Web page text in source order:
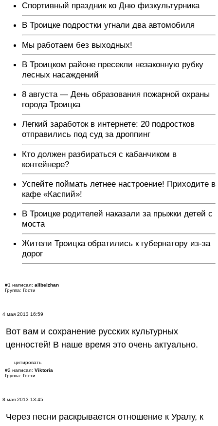
Спортивный праздник ко Дню физкультурника
В Троицке подростки угнали два автомобиля
Мы работаем без выходных!
В Троицком районе пресекли незаконную рубку
лесных насаждений
8 августа — День образования пожарной охраны
города Троицка
Легкий заработок в интернете: 20 подростков
отправились под суд за дроппинг
Кто должен разбираться с кабанчиком в
контейнере?
Успейте поймать летнее настроение! Приходите в
кафе «Каспий»!
В Троицке родителей наказали за прыжки детей с
моста
Жители Троицка обратились к губернатору из-за
дорог
#1 написал: alibelzhan
Группа: Гости
4 мая 2013 16:59
Вот вам и сохранение русских культурных
ценностей! В наше время это очень актуально.
цитировать
#2 написал: Viktoria
Группа: Гости
8 мая 2013 13:45
Через песни раскрывается отношение к Уралу, к